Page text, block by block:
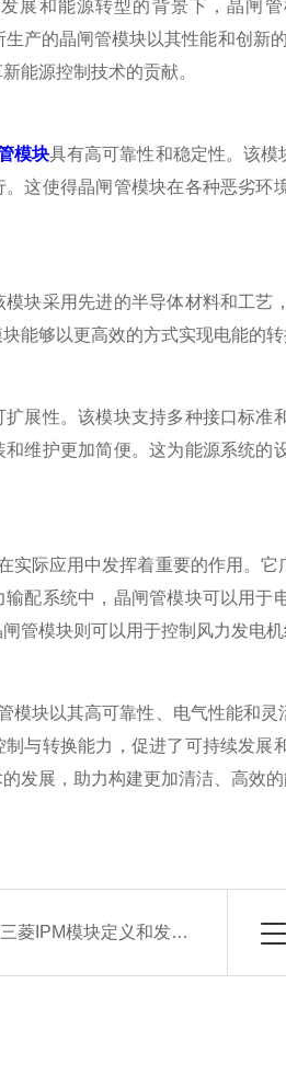
和能源转型的背景下，晶闸管
产的晶闸管模块以其性能和创新
能源控制技术的贡献。
模块具有高可靠性和稳定性。该
这使得晶闸管模块在各种恶劣
采用先进的半导体材料和工艺
能够以更高效的方式实现电能的
性。该模块支持多种接口标准
维护更加简便。这为能源系统
应用中发挥着重要的作用。它
配系统中，晶闸管模块可以用
管模块则可以用于控制风力发电
块以其高可靠性、电气性能和灵
与转换能力，促进了可持续发
发展，助力构建更加清洁、高效的
IPM模块定义和发展趋势